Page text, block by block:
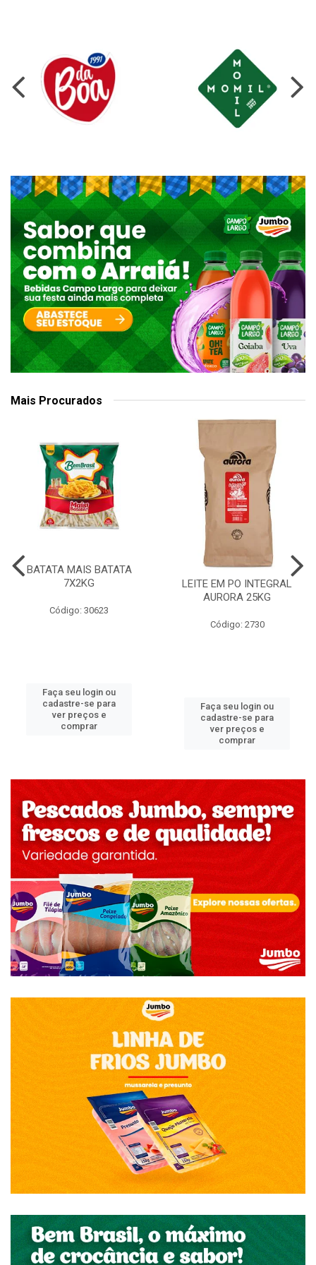
Mais Procurados
BATATA MAIS BATATA
7X2KG
Código: 30623
Faça seu login ou
cadastre-se para
ver preços e
comprar
LEITE EM PO INTEGRAL
AURORA 25KG
Código: 2730
Faça seu login ou
cadastre-se para
ver preços e
comprar